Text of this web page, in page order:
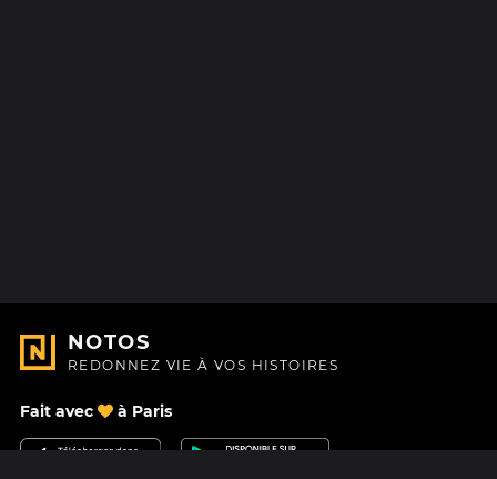
NOTOS
REDONNEZ VIE À VOS HISTOIRES
Fait avec à Paris